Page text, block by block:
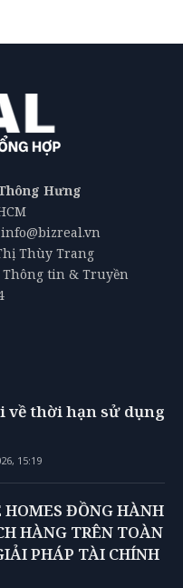
Hưng
Thùy Trang
Thông tin & Truyền
về thời hạn sử dụng
15:19
HOMES ĐỒNG HÀNH
HÀNG TRÊN TOÀN
PHÁP TÀI CHÍNH